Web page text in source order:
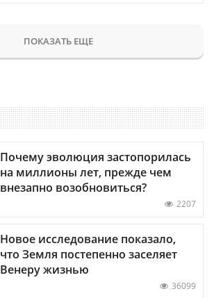
ПОКАЗАТЬ ЕЩЕ
Почему эволюция застопорилась
на миллионы лет, прежде чем
внезапно возобновиться?
2207
Новое исследование показало,
что Земля постепенно заселяет
Венеру жизнью
36099